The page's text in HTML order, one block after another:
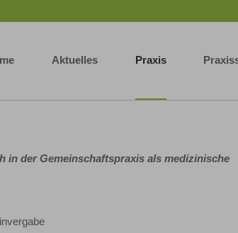
Aktuelles Praxis
in der Gemeinschaftspraxis als medizinische